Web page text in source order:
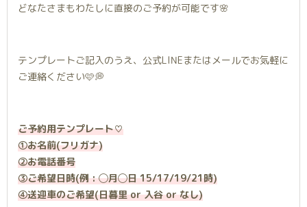
どなたさまもわたしに直接のご予約が可能です🌸
テンプレートご記入のうえ、公式LINEまたはメールでお気軽に
ご連絡ください🩷💭
ご予約用テンプレート♡
①お名前(フリガナ)
②お電話番号
③ご希望日時(例 : ◯月◯日 15/17/19/21時)
④送迎車のご希望(日暮里 or 入谷 or なし)